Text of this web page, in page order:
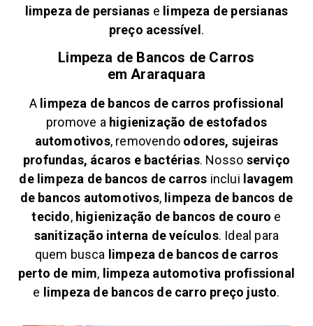
limpeza de persianas e limpeza de persianas
preço acessível.
Limpeza de Bancos de Carros
emAraraquara
A limpeza de bancos de carros profissional
promove a higienização de estofados
automotivos, removendo odores, sujeiras
profundas, ácaros e bactérias. Nosso serviço
de limpeza de bancos de carros inclui lavagem
de bancos automotivos, limpeza de bancos de
tecido, higienização de bancos de couro e
sanitização interna de veículos. Ideal para
quem busca limpeza de bancos de carros
perto de mim, limpeza automotiva profissional
e limpeza de bancos de carro preço justo.